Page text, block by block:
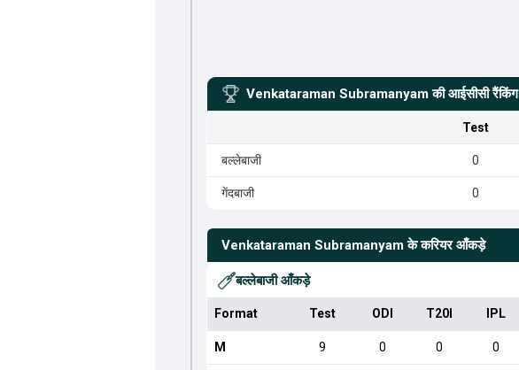
Venkataraman Subramanyam की आईसीसी रैंकिंग
Test
बल्लेबाजी 0
गेंदबाजी 0
Venkataraman Subramanyam के करियर आँकड़े
बल्लेबाजी आँकड़े
Format Test ODI T20I IPL
M 9 0 0 0